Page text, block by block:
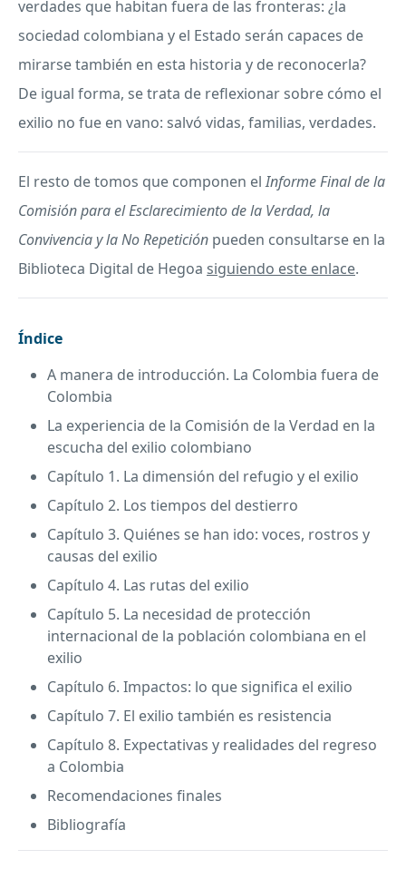
verdades que habitan fuera de las fronteras: ¿la
sociedad colombiana y el Estado serán capaces de
mirarse también en esta historia y de reconocerla?
De igual forma, se trata de reflexionar sobre cómo el
exilio no fue en vano: salvó vidas, familias, verdades.
El resto de tomos que componen elInforme Final de la
Comisión para el Esclarecimiento de la Verdad, la
Convivencia y la No Repetición pueden consultarse en la
Biblioteca Digital de Hegoa siguiendo este enlace.
Índice
A manera de introducción. La Colombia fuera de
Colombia
La experiencia de la Comisión de la Verdad en la
escucha del exilio colombiano
Capítulo 1. La dimensión del refugio y el exilio
Capítulo 2. Los tiempos del destierro
Capítulo 3. Quiénes se han ido: voces, rostros y
causas del exilio
Capítulo 4. Las rutas del exilio
Capítulo 5. La necesidad de protección
internacional de la población colombiana en el
exilio
Capítulo 6. Impactos: lo que significa el exilio
Capítulo 7. El exilio también es resistencia
Capítulo 8. Expectativas y realidades del regreso
a Colombia
Recomendaciones finales
Bibliografía